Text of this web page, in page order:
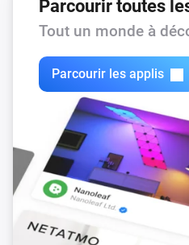
The repository is available
https://github.com/
If you want to contribute,
I will take a look!
Do you like this app?
development.
Parcourir toutes
Tout un monde à
Parcourir les applis